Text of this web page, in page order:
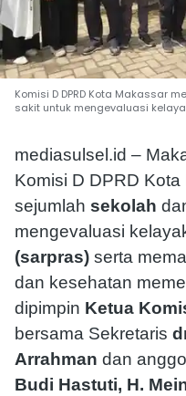
Komisi D DPRD Kota Makassar
sakit untuk mengevaluasi
mediasulsel.id –
Komisi D DPRD
sejumlah sekolah
mengevaluasi
(sarpras) serta
dan kesehatan
dipimpin Ketua
bersama Sekretaris
Arrahman dan
Budi Hastuti, H.